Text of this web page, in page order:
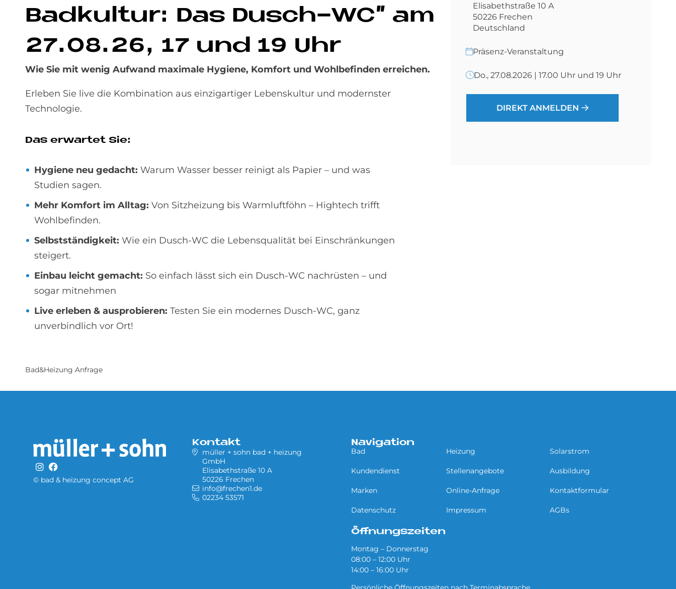
Bad­kul­tur: Das Dusch-WC" am
27.08.26, 17 und 19 Uhr
Wie Sie mit wenig Aufwand maximale Hygiene, Komfort und Wohlbefinden erreichen.
Erleben Sie live die Kombination aus einzigartiger Lebenskultur und modernster
Technologie.
Das er­war­tet Sie:
Hygiene neu gedacht: Warum Wasser besser reinigt als Papier – und was
Studien sagen.
Mehr Komfort im Alltag: Von Sitzheizung bis Warmluftföhn – Hightech trifft
Wohlbefinden.
Selbstständigkeit: Wie ein Dusch-WC die Lebensqualität bei Einschränkungen
steigert.
Einbau leicht gemacht: So einfach lässt sich ein Dusch-WC nachrüsten – und
sogar mitnehmen
Live erleben & ausprobieren: Testen Sie ein modernes Dusch-WC, ganz
unverbindlich vor Ort!
Bad&Heizung Anfrage
Elisabethstraße 10 A
50226 Frechen
Deutschland
Präsenz-Veranstaltung
Do., 27.08.2026 | 17.00 Uhr und 19 Uhr
DIREKT ANMELDEN
© bad & heizung concept AG
Kontakt
müller + sohn bad + heizung
GmbH
Elisabethstraße 10 A
50226 Frechen
info@frechen1.de
02234 53571
Navigation
Bad Heizung Solarstrom
Kundendienst Stellenangebote Ausbildung
Marken Online-Anfrage Kontaktformular
Datenschutz Impressum AGBs
Öffnungszeiten
Montag – Donnerstag
08:00 – 12:00 Uhr
14:00 – 16:00 Uhr